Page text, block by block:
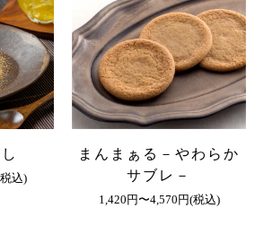
込)
まんまぁる－やわらか
サブレ－
1,420円〜4,570円(税込)